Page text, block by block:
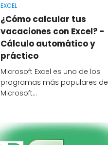
EXCEL
¿Cómo calcular tus
vacaciones con Excel? -
Cálculo automático y
práctico
Microsoft Excel es uno de los
programas más populares de
Microsoft…